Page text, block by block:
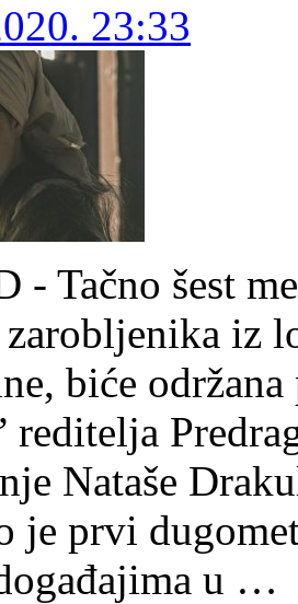
23:33
- Tačno šest
iz
biće
reditelja
Nataše
je prvi
u …